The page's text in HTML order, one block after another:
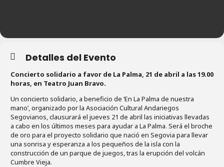
Detalles del Evento
Concierto solidario a favor de La Palma, 21 de abril a las 19.00
horas, en Teatro Juan Bravo.
Un concierto solidario, a beneficio de ‘En La Palma de nuestra
mano’, organizado por la Asociación Cultural Andariegos
Segovianos, clausurará el jueves 21 de abril las iniciativas llevadas
a cabo en los últimos meses para ayudar a La Palma. Será el broche
de oro para el proyecto solidario que nació en Segovia para llevar
una sonrisa y esperanza a los pequeños de la isla con la
construcción de un parque de juegos, tras la erupción del volcán
Cumbre Vieja.